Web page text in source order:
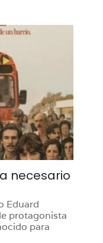
necesario
Eduard
protagonista
para